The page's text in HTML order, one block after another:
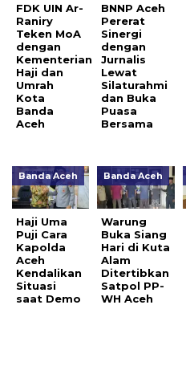
FDK UIN Ar-
Raniry
Teken MoA
dengan
Kementerian
Haji dan
Umrah
Kota
Banda
Aceh
BNNP Aceh
Pererat
Sinergi
dengan
Jurnalis
Lewat
Silaturahmi
dan Buka
Puasa
Bersama
Banda Aceh
Haji Uma
Puji Cara
Kapolda
Aceh
Kendalikan
Situasi
saat Demo
Banda Aceh
Warung
Buka Siang
Hari di Kuta
Alam
Ditertibkan
Satpol PP-
WH Aceh